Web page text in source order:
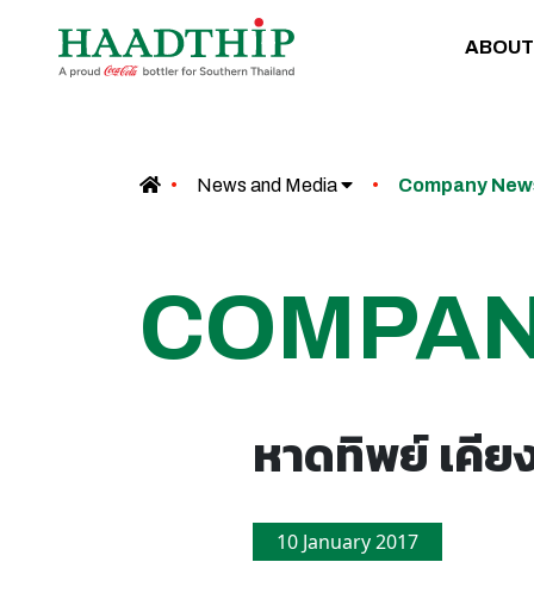
News and Media Company
หาดทิพย์ เคีย
10 January 2017